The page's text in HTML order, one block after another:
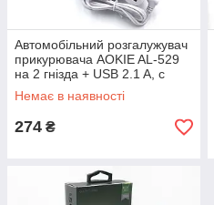
Автомобільний розгалужувач
прикурювача AOKIE AL-529
на 2 гнізда + USB 2.1 A, c
кнопками ON-OFF
Немає в наявності
274 ₴